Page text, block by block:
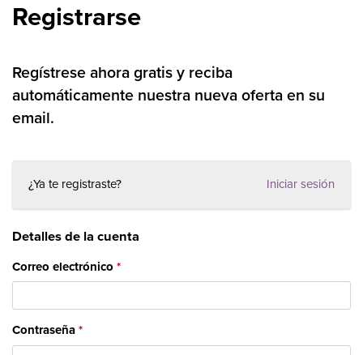
Registrarse
Regístrese ahora gratis y reciba
automáticamente nuestra nueva oferta en su
email.
¿Ya te registraste? Iniciar sesión
Detalles de la cuenta
Correo electrónico
Contraseña